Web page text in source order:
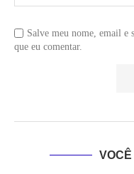
Salve meu nome, email e
que eu comentar.
VOCÊ